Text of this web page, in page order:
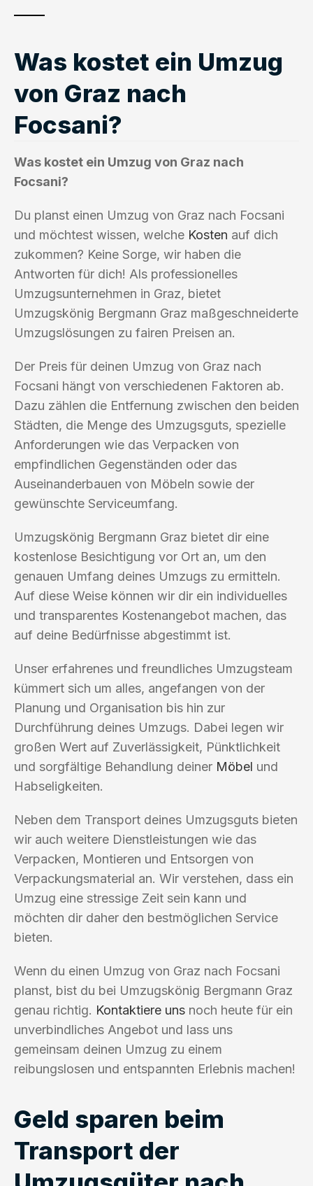
Was kostet ein Umzug
von Graz nach
Focsani?
Was kostet ein Umzug von Graz nach
Focsani?
Du planst einen Umzug von Graz nach Focsani
und möchtest wissen, welche Kosten auf dich
zukommen? Keine Sorge, wir haben die
Antworten für dich! Als professionelles
Umzugsunternehmen in Graz, bietet
Umzugskönig Bergmann Graz maßgeschneiderte
Umzugslösungen zu fairen Preisen an.
Der Preis für deinen Umzug von Graz nach
Focsani hängt von verschiedenen Faktoren ab.
Dazu zählen die Entfernung zwischen den beiden
Städten, die Menge des Umzugsguts, spezielle
Anforderungen wie das Verpacken von
empfindlichen Gegenständen oder das
Auseinanderbauen von Möbeln sowie der
gewünschte Serviceumfang.
Umzugskönig Bergmann Graz bietet dir eine
kostenlose Besichtigung vor Ort an, um den
genauen Umfang deines Umzugs zu ermitteln.
Auf diese Weise können wir dir ein individuelles
und transparentes Kostenangebot machen, das
auf deine Bedürfnisse abgestimmt ist.
Unser erfahrenes und freundliches Umzugsteam
kümmert sich um alles, angefangen von der
Planung und Organisation bis hin zur
Durchführung deines Umzugs. Dabei legen wir
großen Wert auf Zuverlässigkeit, Pünktlichkeit
und sorgfältige Behandlung deiner Möbel und
Habseligkeiten.
Neben dem Transport deines Umzugsguts bieten
wir auch weitere Dienstleistungen wie das
Verpacken, Montieren und Entsorgen von
Verpackungsmaterial an. Wir verstehen, dass ein
Umzug eine stressige Zeit sein kann und
möchten dir daher den bestmöglichen Service
bieten.
Wenn du einen Umzug von Graz nach Focsani
planst, bist du bei Umzugskönig Bergmann Graz
genau richtig. Kontaktiere uns noch heute für ein
unverbindliches Angebot und lass uns
gemeinsam deinen Umzug zu einem
reibungslosen und entspannten Erlebnis machen!
Geld sparen beim
Transport der